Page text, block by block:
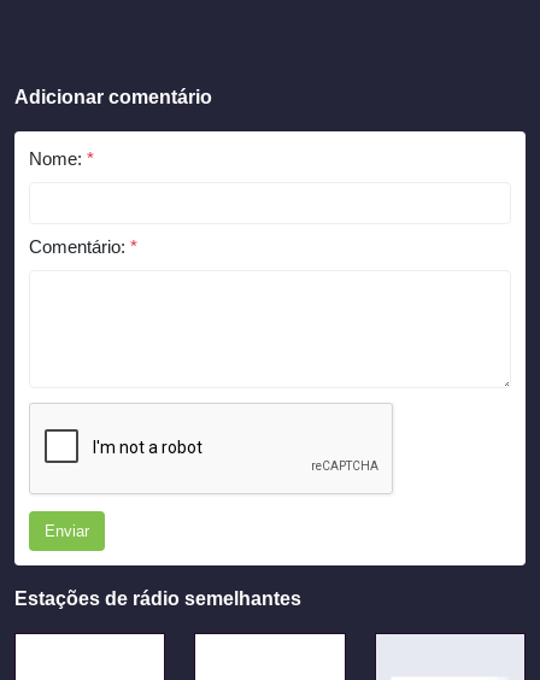
Adicionar comentário
Nome: *
Comentário: *
Enviar
Estações de rádio semelhantes